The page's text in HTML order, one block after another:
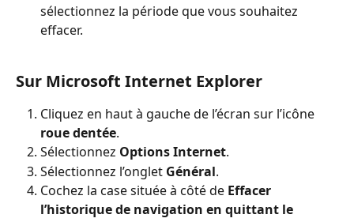
sélectionnez la période que vous souhaitez
effacer.
Sur Microsoft Internet Explorer
Cliquez en haut à gauche de l’écran sur l’icône
roue dentée.
Sélectionnez Options Internet.
Sélectionnez l’onglet Général.
Cochez la case située à côté de Effacer
l’historique de navigation en quittant le